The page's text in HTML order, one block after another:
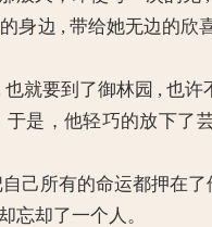
边 , 带给她无边的欣
要到了御林园 , 也许
，他轻巧的放下了
所有的命运都押在了
却了一个人。